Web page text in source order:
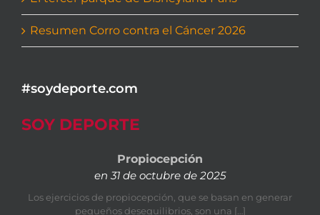
Resumen Corro contra el Cáncer 2026
#soydeporte.com
SOY DEPORTE
Propiocepción
en 31 de octubre de 2025
Los ejercicios de propiocepción, que se basan en generar
pequeños desequilibrios, son una […]